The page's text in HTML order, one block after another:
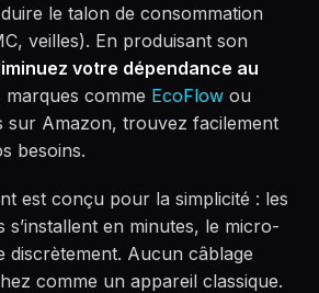
le talon de consommation
veilles). En produisant son
votre dépendance au
marques comme EcoFlow ou
sur Amazon, trouvez facilement
besoins.
est conçu pour la simplicité : les
s’installent en minutes, le micro-
discrètement. Aucun câblage
comme un appareil classique.